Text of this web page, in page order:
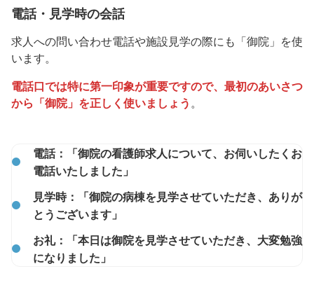
電話・見学時の会話
求人への問い合わせ電話や施設見学の際にも「御院」を使
います。
電話口では特に第一印象が重要ですので、最初のあいさつ
から「御院」を正しく使いましょう。
電話：「御院の看護師求人について、お伺いしたくお
電話いたしました」
見学時：「御院の病棟を見学させていただき、ありが
とうございます」
お礼：「本日は御院を見学させていただき、大変勉強
になりました」